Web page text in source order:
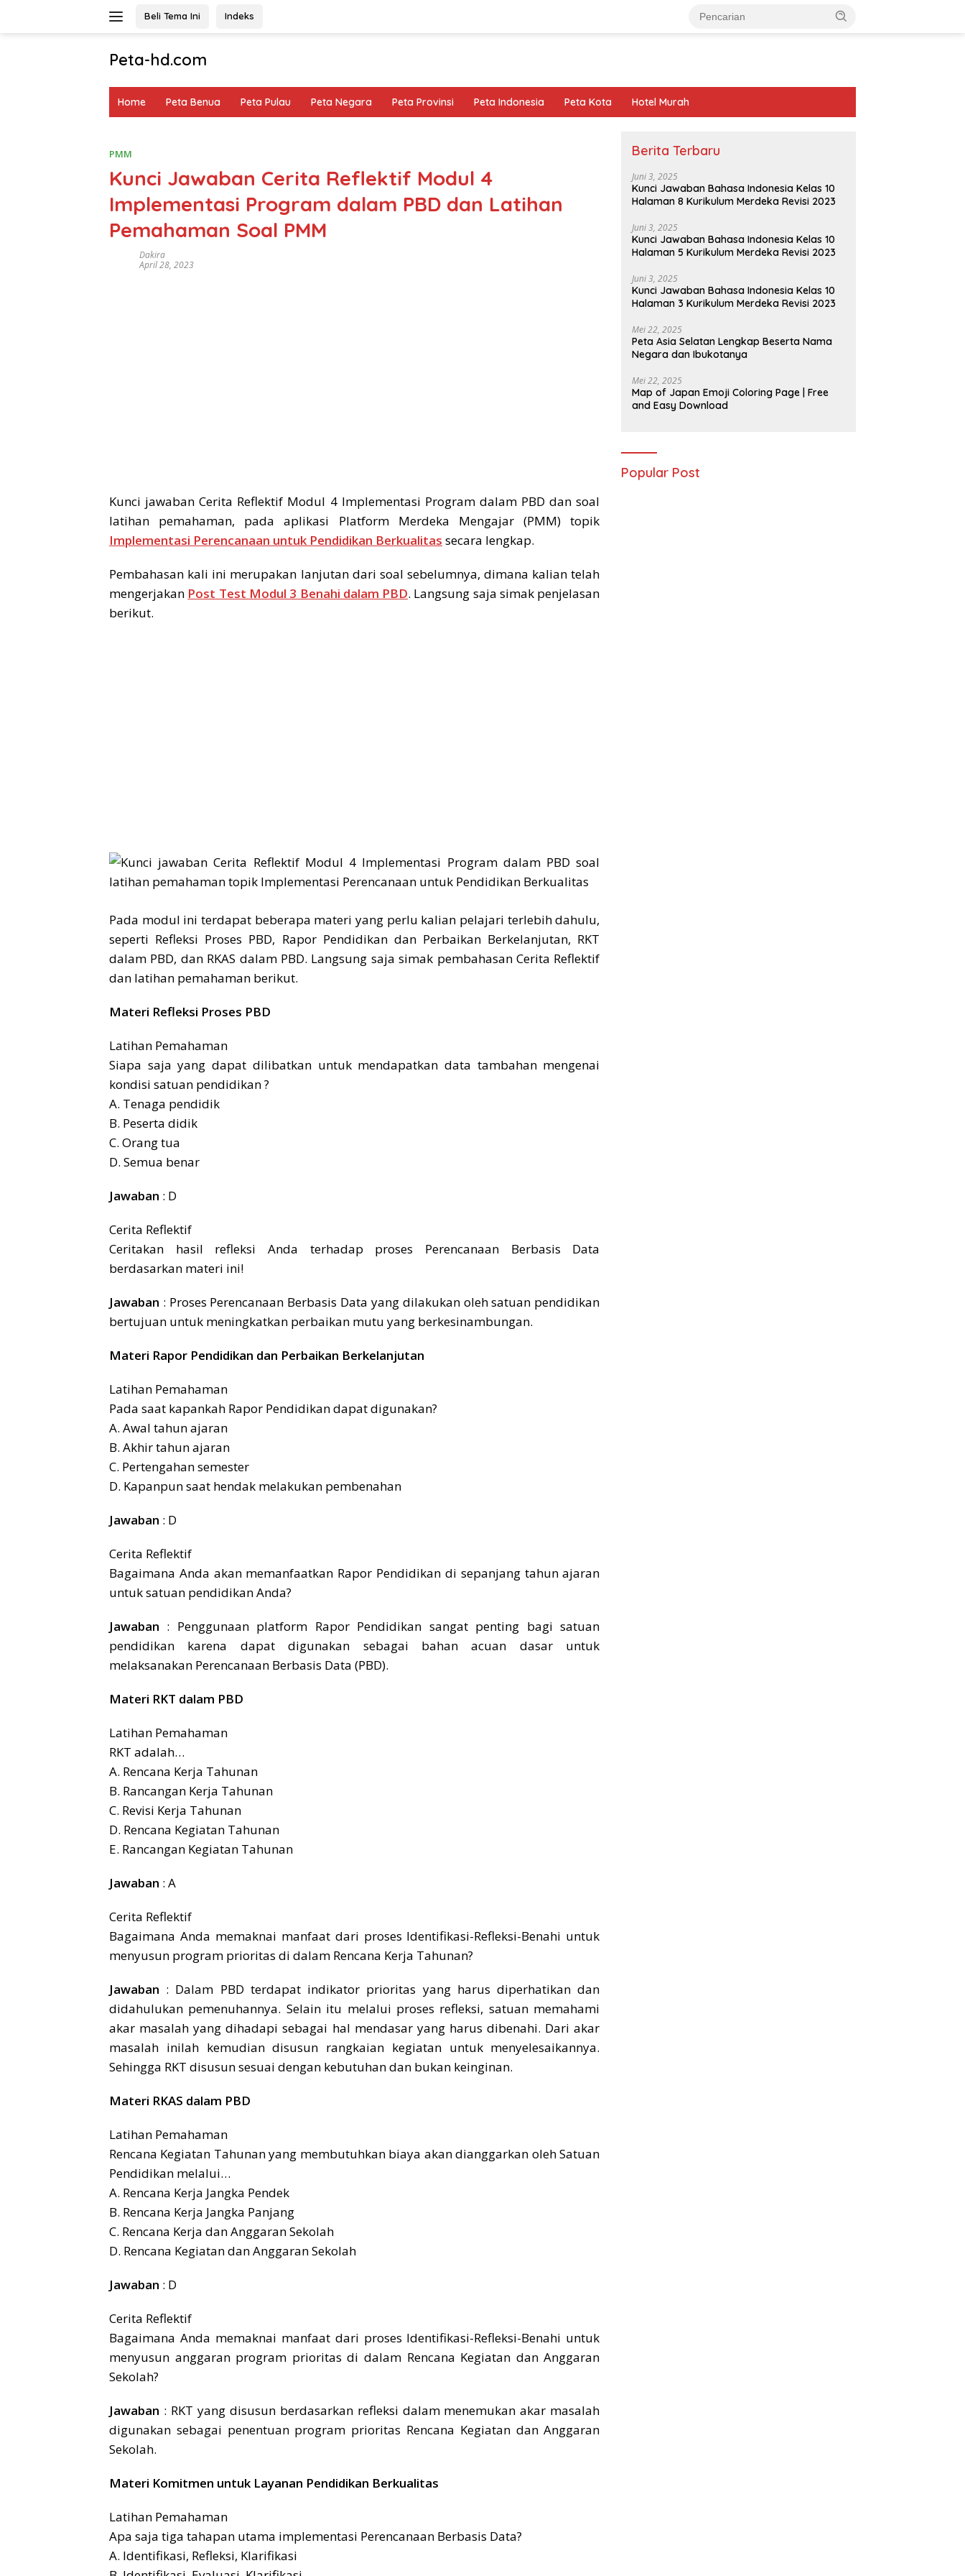
Beli Tema Ini Indeks
Peta-hd.com
Gambar
Home Peta Benua Peta Pulau Peta Negara Peta Provinsi Peta Indonesia Peta Kota Hotel Murah
PMM
Kunci Jawaban Cerita Reflektif Modul 4
Implementasi Program dalam PBD dan Latihan
Pemahaman Soal PMM
Dakira
April 28, 2023
Kunci jawaban Cerita Reflektif Modul 4 Implementasi Program dalam PBD dan soal
latihan pemahaman, pada aplikasi Platform Merdeka Mengajar (PMM) topik
Implementasi Perencanaan untuk Pendidikan Berkualitas secara lengkap.
Pembahasan kali ini merupakan lanjutan dari soal sebelumnya, dimana kalian telah
mengerjakan Post Test Modul 3 Benahi dalam PBD. Langsung saja simak penjelasan
berikut.
Pada modul ini terdapat beberapa materi yang perlu kalian pelajari terlebih dahulu,
seperti Refleksi Proses PBD, Rapor Pendidikan dan Perbaikan Berkelanjutan, RKT
dalam PBD, dan RKAS dalam PBD. Langsung saja simak pembahasan Cerita Reflektif
dan latihan pemahaman berikut.
Materi Refleksi Proses PBD
Latihan Pemahaman
Siapa saja yang dapat dilibatkan untuk mendapatkan data tambahan mengenai
kondisi satuan pendidikan ?
A. Tenaga pendidik
B. Peserta didik
C. Orang tua
D. Semua benar
Jawaban : D
Cerita Reflektif
Ceritakan hasil refleksi Anda terhadap proses Perencanaan Berbasis Data
berdasarkan materi ini!
Jawaban : Proses Perencanaan Berbasis Data yang dilakukan oleh satuan pendidikan
bertujuan untuk meningkatkan perbaikan mutu yang berkesinambungan.
Materi Rapor Pendidikan dan Perbaikan Berkelanjutan
Latihan Pemahaman
Pada saat kapankah Rapor Pendidikan dapat digunakan?
A. Awal tahun ajaran
B. Akhir tahun ajaran
C. Pertengahan semester
D. Kapanpun saat hendak melakukan pembenahan
Jawaban : D
Cerita Reflektif
Bagaimana Anda akan memanfaatkan Rapor Pendidikan di sepanjang tahun ajaran
untuk satuan pendidikan Anda?
Jawaban : Penggunaan platform Rapor Pendidikan sangat penting bagi satuan
pendidikan karena dapat digunakan sebagai bahan acuan dasar untuk
melaksanakan Perencanaan Berbasis Data (PBD).
Materi RKT dalam PBD
Latihan Pemahaman
RKT adalah…
A. Rencana Kerja Tahunan
B. Rancangan Kerja Tahunan
C. Revisi Kerja Tahunan
D. Rencana Kegiatan Tahunan
E. Rancangan Kegiatan Tahunan
Jawaban : A
Cerita Reflektif
Bagaimana Anda memaknai manfaat dari proses Identifikasi-Refleksi-Benahi untuk
menyusun program prioritas di dalam Rencana Kerja Tahunan?
Jawaban : Dalam PBD terdapat indikator prioritas yang harus diperhatikan dan
didahulukan pemenuhannya. Selain itu melalui proses refleksi, satuan memahami
akar masalah yang dihadapi sebagai hal mendasar yang harus dibenahi. Dari akar
masalah inilah kemudian disusun rangkaian kegiatan untuk menyelesaikannya.
Sehingga RKT disusun sesuai dengan kebutuhan dan bukan keinginan.
Materi RKAS dalam PBD
Latihan Pemahaman
Rencana Kegiatan Tahunan yang membutuhkan biaya akan dianggarkan oleh Satuan
Pendidikan melalui…
A. Rencana Kerja Jangka Pendek
B. Rencana Kerja Jangka Panjang
C. Rencana Kerja dan Anggaran Sekolah
D. Rencana Kegiatan dan Anggaran Sekolah
Jawaban : D
Cerita Reflektif
Bagaimana Anda memaknai manfaat dari proses Identifikasi-Refleksi-Benahi untuk
menyusun anggaran program prioritas di dalam Rencana Kegiatan dan Anggaran
Sekolah?
Jawaban : RKT yang disusun berdasarkan refleksi dalam menemukan akar masalah
digunakan sebagai penentuan program prioritas Rencana Kegiatan dan Anggaran
Sekolah.
Materi Komitmen untuk Layanan Pendidikan Berkualitas
Latihan Pemahaman
Apa saja tiga tahapan utama implementasi Perencanaan Berbasis Data?
A. Identifikasi, Refleksi, Klarifikasi
Berita Terbaru
Juni 3, 2025
Kunci Jawaban Bahasa Indonesia Kelas 10
Halaman 8 Kurikulum Merdeka Revisi 2023
Juni 3, 2025
Kunci Jawaban Bahasa Indonesia Kelas 10
Halaman 5 Kurikulum Merdeka Revisi 2023
Juni 3, 2025
Kunci Jawaban Bahasa Indonesia Kelas 10
Halaman 3 Kurikulum Merdeka Revisi 2023
Mei 22, 2025
Peta Asia Selatan Lengkap Beserta Nama
Negara dan Ibukotanya
Mei 22, 2025
Map of Japan Emoji Coloring Page | Free
and Easy Download
Popular Post